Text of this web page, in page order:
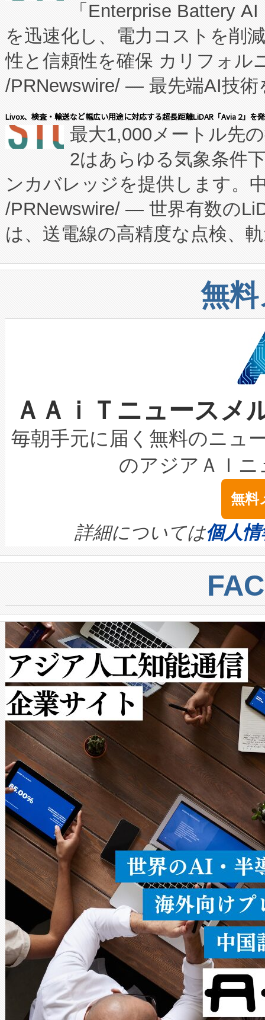
たNeXは、バイオ医薬品製造
従来のフェッドバッチ施設の
に、患者やサプライチェーン
キー方式で拡張性が高く、持
す。FCCM‑を活用した現地生
患者にとっての費用負担を大
のアクセスを大幅に拡大する
Fully-Connected Continuous
プログラムには、施設設計・
に関する技術移転および知的
構造化トレーニングカリキュ
上げおよび商用化段階におけ
設備整備および立ち上げ調整
加組織は、Enzeneのバイオ
選定された製品について、自
取得できる可能性もあります
設には、3億～4億ドルかか
最高経営責任者（CEO）であ
す。「当社のfully-connected
ームを利用すれば、6,000万
きます。この効率性は、フェ
「Enterprise Battery
を迅速化し、電力コストを削
性と信頼性を確保 カリフォル
/PRNewswire/ — 最先端AI技術
会社エーアイ・アンド：本社
President原信平）と、エンタ
ードするVoltaiqは、日本にあ
ーエネルギー貯蔵システム（
た。 Voltaiq独自のAI搭載プラ
定、統合、導入、運用に至る
安全性を追跡し、確保する事
増加しているデータセンター
る電力網に大きな負担をかけ
事業者の負担軽減という課題
系統連系を迅速にし、ピーク
限を超えて利用可能な電力容
持できるよう貢献します。こ
ービスレベル契約（SLA）違
テリー性能の劣化によるダウ
念は、現在データセンターが
ます。 Voltaiq provides a
quality and reliability for AI
BESS stack to ensure battery
centers. Voltaiqは、ai&のAI
からシステム統合、試運転、
クルの各段階のデータを監視
[…]
Livox、検査・輸送など幅広い用途に対応する超長距離LiDAR「Avia 2」を
最大1,000メートル先
2はあらゆる気象条件
ンカバレッジを提供します。
/PRNewswire/ — 世界有数の
は、送電線の高精度な点検、
や穀物倉庫におけるバルク材
リューション「Avia 2」を発
したAvia 2は、1,000メート
狭視野のFOVを切り替えるこ
ケーブル、枝などの細かな対
なレーザースポットにより、
な環境下でも豊かなディテー
キロメートル範囲を検出
LiDAR for Inspections,
は1535 nmレーザーを搭載。
イズの小径化を実現すること
す。ノーマルモードでは、
ートル先まで検出でき、これ
トに対して約600メートルに
では、反射率10％のターゲッ
で向上し、最大検知距離は
ットだけで最大1キロメート
ルの変電所周囲を監視でき、
作業と点群処理を簡素化でき
Avia 2は、2種類のFOVオプシ
× 80°のノーマルモード、長
ードを切り替えて使用するこ
ることなく、単一のデバイス
うにします。遠距離まで届く
密度なスキャ […]
無
ＡＡｉＴニュース
毎朝手元に届く無料のニュ
のアジアＡＩ
無料
詳細については個人